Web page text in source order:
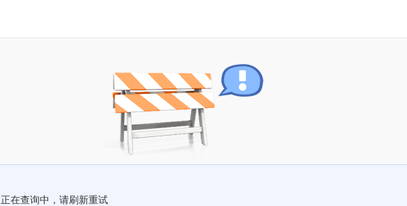
正在查询中，请刷新重试